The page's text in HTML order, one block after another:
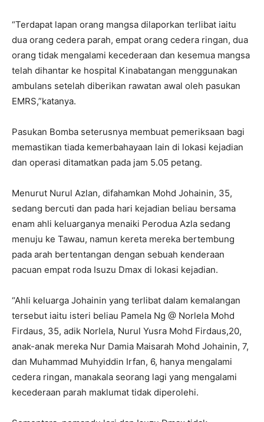
“Terdapat lapan orang mangsa dilaporkan terlibat iaitu
dua orang cedera parah, empat orang cedera ringan, dua
orang tidak mengalami kecederaan dan kesemua mangsa
telah dihantar ke hospital Kinabatangan menggunakan
ambulans setelah diberikan rawatan awal oleh pasukan
EMRS,”katanya.
Pasukan Bomba seterusnya membuat pemeriksaan bagi
memastikan tiada kemerbahayaan lain di lokasi kejadian
dan operasi ditamatkan pada jam 5.05 petang.
Menurut Nurul Azlan, difahamkan Mohd Johainin, 35,
sedang bercuti dan pada hari kejadian beliau bersama
enam ahli keluarganya menaiki Perodua Azla sedang
menuju ke Tawau, namun kereta mereka bertembung
pada arah bertentangan dengan sebuah kenderaan
pacuan empat roda Isuzu Dmax di lokasi kejadian.
“Ahli keluarga Johainin yang terlibat dalam kemalangan
tersebut iaitu isteri beliau Pamela Ng @ Norlela Mohd
Firdaus, 35, adik Norlela, Nurul Yusra Mohd Firdaus,20,
anak-anak mereka Nur Damia Maisarah Mohd Johainin, 7,
dan Muhammad Muhyiddin Irfan, 6, hanya mengalami
cedera ringan, manakala seorang lagi yang mengalami
kecederaan parah maklumat tidak diperolehi.